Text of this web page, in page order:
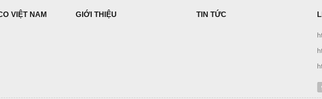
VIỆT NAM GIỚI THIỆU TIN TỨC